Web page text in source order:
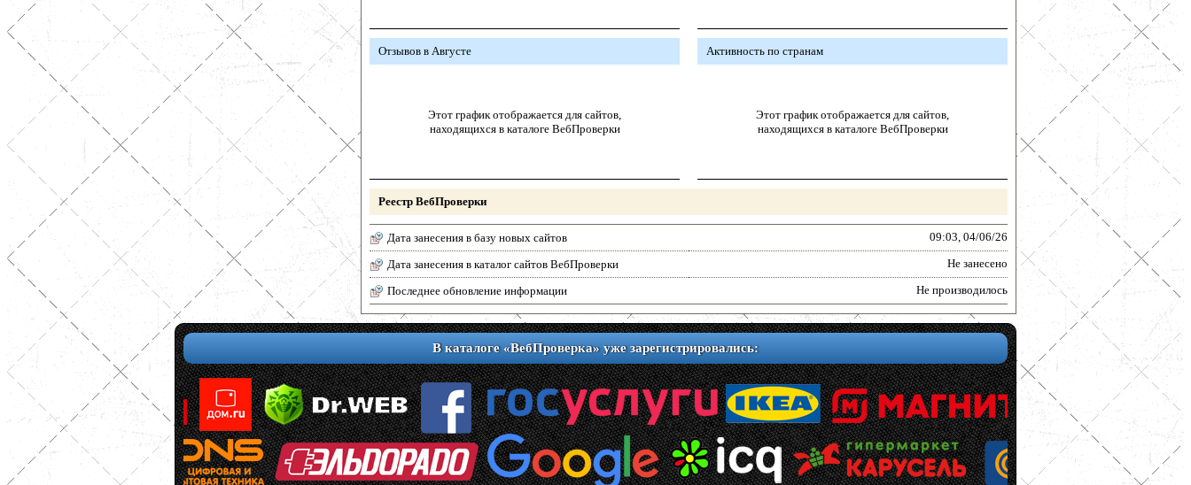
Отзывов в Августе
Этот график отображается для сайтов,
находящихся в каталоге ВебПроверки
Активность по странам
Этот график отображается для сайтов,
находящихся в каталоге ВебПроверки
Реестр ВебПроверки
Дата занесения в базу новых сайтов 09:03, 04/06/26
Дата занесения в каталог сайтов ВебПроверки Не занесено
Последнее обновление информации Не производилось
В каталоге «ВебПроверка» уже зарегистрировались: